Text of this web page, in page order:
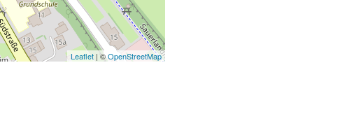
Leaflet| ©OpenStreetMap